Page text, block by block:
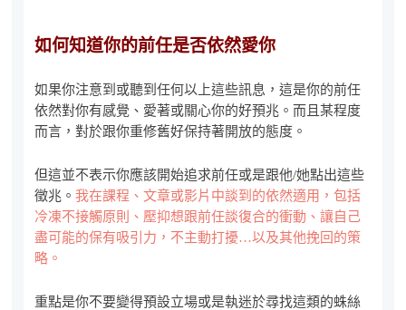
如何知道你的前任是否依然愛你
如果你注意到或聽到任何以上這些訊息，這是你的前任
依然對你有感覺、愛著或關心你的好預兆。而且某程度
而言，對於跟你重修舊好保持著開放的態度。
但這並不表示你應該開始追求前任或是跟他/她點出這些
徵兆。我在課程、文章或影片中談到的依然適用，包括
冷凍不接觸原則、壓抑想跟前任談復合的衝動、讓自己
盡可能的保有吸引力，不主動打擾…以及其他挽回的策
略。
重點是你不要變得預設立場或是執迷於尋找這類的蛛絲